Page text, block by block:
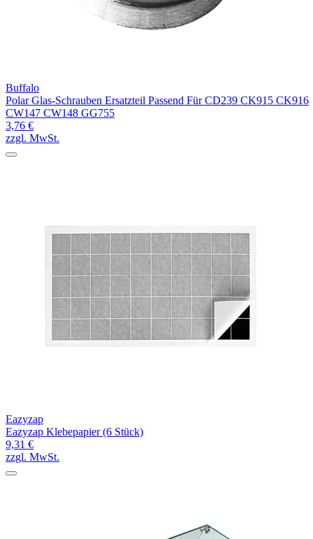
Buffalo
Polar Glas-Schrauben Ersatzteil Passend Für CD239 CK915 CK916
CW147 CW148 GG755
3,76 €
zzgl. MwSt.
Eazyzap
Eazyzap Klebepapier (6 Stück)
9,31 €
zzgl. MwSt.